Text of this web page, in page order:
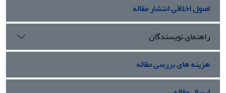
اصول اخلاقی انتشار مقاله
راهنمای نویسندگان
هزینه های بررسی مقاله